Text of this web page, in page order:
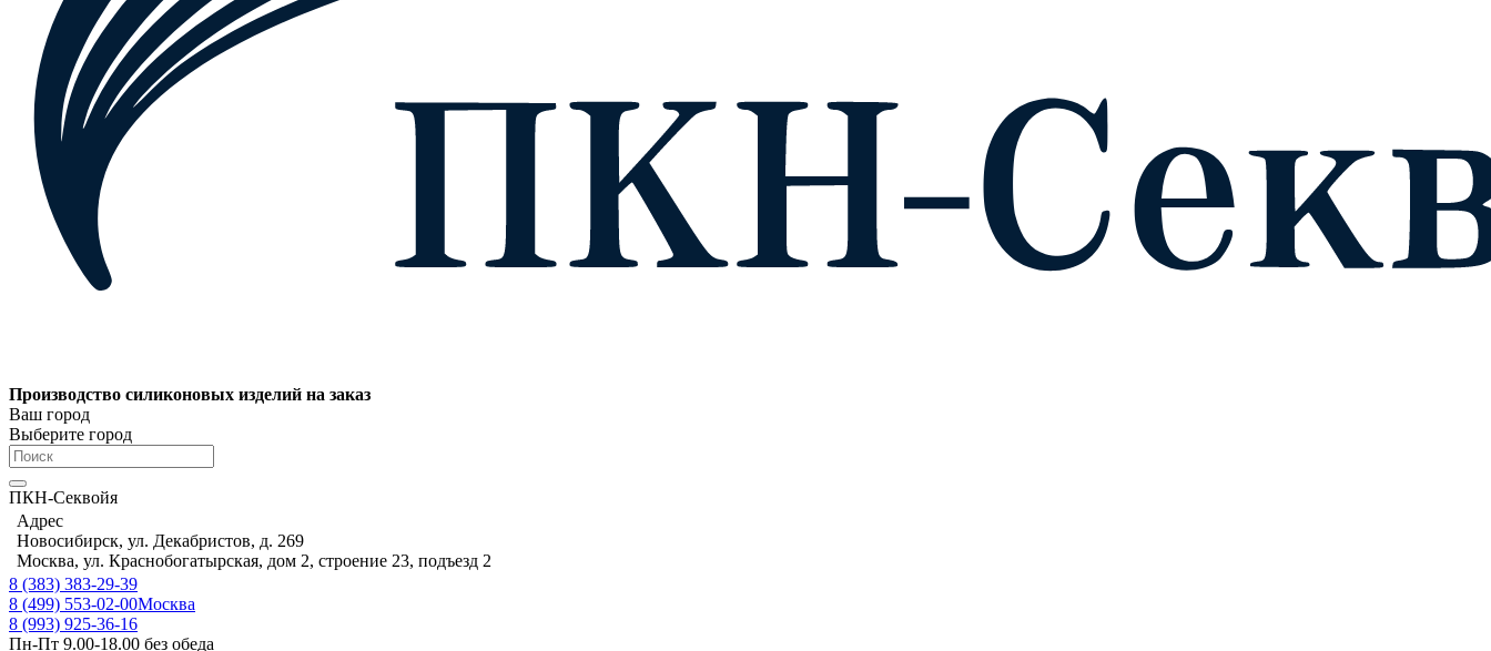
Производство силиконовых изделий на заказ
Ваш город
Выберите город
ПКН-Секвойя
Адрес
Новосибирск, ул. Декабристов, д. 269
Москва, ул. Краснобогатырская, дом 2, строение 23, подъезд 2
8 (383) 383-29-39
8 (499) 553-02-00Москва
8 (993) 925-36-16
Пн-Пт 9.00-18.00 без обеда